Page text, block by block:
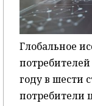
Глобальное
потребителей
году в шести
потребители